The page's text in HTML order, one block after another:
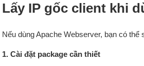
Lấy IP gốc client khi
Nếu dùng Apache Webserver, bạn có
1. Cài đặt package cần thiết